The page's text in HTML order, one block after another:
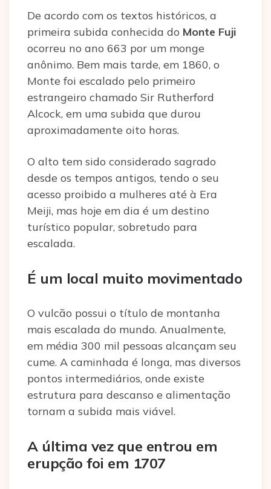
De acordo com os textos históricos, a
primeira subida conhecida do Monte Fuji
ocorreu no ano 663 por um monge
anônimo. Bem mais tarde, em 1860, o
Monte foi escalado pelo primeiro
estrangeiro chamado Sir Rutherford
Alcock, em uma subida que durou
aproximadamente oito horas.
O alto tem sido considerado sagrado
desde os tempos antigos, tendo o seu
acesso proibido a mulheres até à Era
Meiji, mas hoje em dia é um destino
turístico popular, sobretudo para
escalada.
É um local muito movimentado
O vulcão possui o título de montanha
mais escalada do mundo. Anualmente,
em média 300 mil pessoas alcançam seu
cume. A caminhada é longa, mas diversos
pontos intermediários, onde existe
estrutura para descanso e alimentação
tornam a subida mais viável.
A última vez que entrou em
erupção foi em 1707